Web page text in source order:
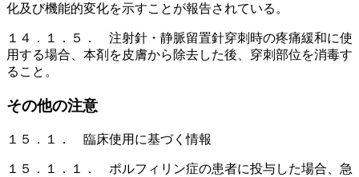
化及び機能的変化を示すことが報告されている。
１４．１．５． 注射針・静脈留置針穿刺時の疼痛緩和に使
用する場合、本剤を皮膚から除去した後、穿刺部位を消毒す
ること。
その他の注意
１５．１． 臨床使用に基づく情報
１５．１．１． ポルフィリン症の患者に投与した場合、急